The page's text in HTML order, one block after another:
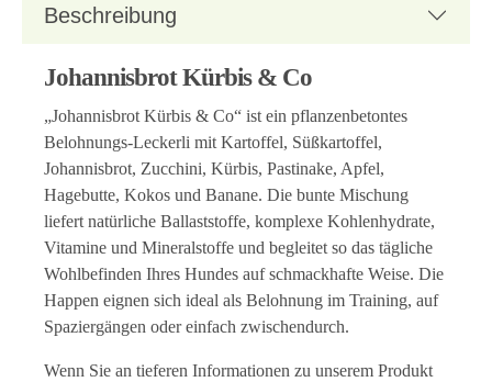
Beschreibung
Johannisbrot Kürbis & Co
„Johannisbrot Kürbis & Co“ ist ein pflanzenbetontes
Belohnungs-Leckerli mit Kartoffel, Süßkartoffel,
Johannisbrot, Zucchini, Kürbis, Pastinake, Apfel,
Hagebutte, Kokos und Banane. Die bunte Mischung
liefert natürliche Ballaststoffe, komplexe Kohlenhydrate,
Vitamine und Mineralstoffe und begleitet so das tägliche
Wohlbefinden Ihres Hundes auf schmackhafte Weise. Die
Happen eignen sich ideal als Belohnung im Training, auf
Spaziergängen oder einfach zwischendurch.
Wenn Sie an tieferen Informationen zu unserem Produkt